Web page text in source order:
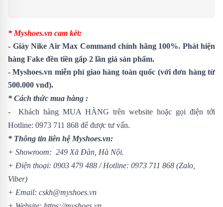
* Myshoes.vn cam kết:
- Giày Nike Air Max Command chính hãng 100%. Phát hiện
hàng Fake đền tiền gấp 2 lần giá sản phẩm.
- Myshoes.vn miễn phí giao hàng toàn quốc (với đơn hàng từ
500.000 vnđ).
* Cách thức mua hàng :
- Khách hàng MUA HÀNG trên website hoặc gọi điện tới
Hotline: 0973 711 868 để được tư vấn.
* Thông tin liên hệ Myshoes.vn:
+ Showroom: 249 Xã Đàn, Hà Nội.
+ Điện thoại: 0903 479 488 /Hotline: 0973 711 868 (Zalo,
Viber)
+ Email: cskh@myshoes.vn